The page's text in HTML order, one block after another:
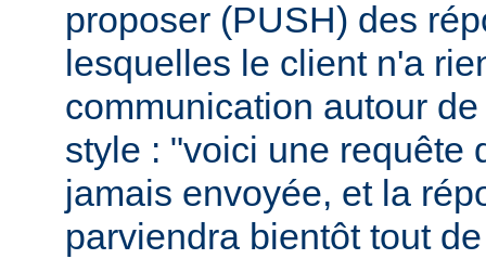
proposer (PUSH) des
lesquelles le client n'a
communication autour
style : "voici une requête
jamais envoyée, et la
parviendra bientôt tout